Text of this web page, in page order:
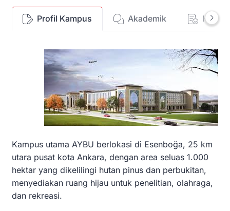
Profil Kampus Akademik
Kampus utama AYBU berlokasi di Esenboğa, 25 km
utara pusat kota Ankara, dengan area seluas 1.000
hektar yang dikelilingi hutan pinus dan perbukitan,
menyediakan ruang hijau untuk penelitian, olahraga,
dan rekreasi.